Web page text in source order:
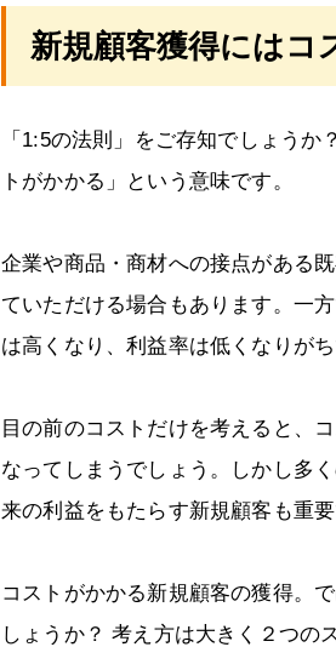
新規顧客獲得にはコ
「1:5の法則」をご存知でしょう
トがかかる」という意味です。
企業や商品・商材への接点がある
ていただける場合もあります。一
は高くなり、利益率は低くなりがち
目の前のコストだけを考えると、
なってしまうでしょう。しかし多
来の利益をもたらす新規顧客も重要
コストがかかる新規顧客の獲得。
しょうか？ 考え方は大きく２つの